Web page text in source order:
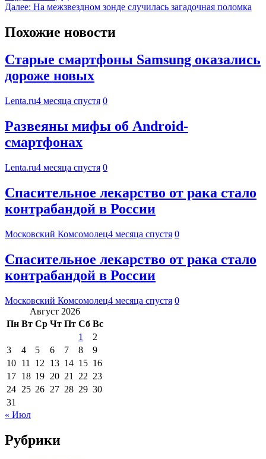
Далее: На межзвездном зонде случилась загадочная поломка
Похожие новости
Старые смартфоны Samsung оказались
дороже новых
Lenta.ru4 месяца спустя 0
Развеяны мифы об Android-
смартфонах
Lenta.ru4 месяца спустя 0
Спасительное лекарство от рака стало
контрабандой в России
Московский Комсомолец4 месяца спустя 0
Спасительное лекарство от рака стало
контрабандой в России
Московский Комсомолец4 месяца спустя 0
Август 2026
Пн Вт Ср Чт Пт Сб Вс
1
2
3
4 5 6 7 8
9
10 11 12 13 14 15 16
17 18 19 20 21 22 23
24 25 26 27 28 29 30
31
« Июл
Рубрики